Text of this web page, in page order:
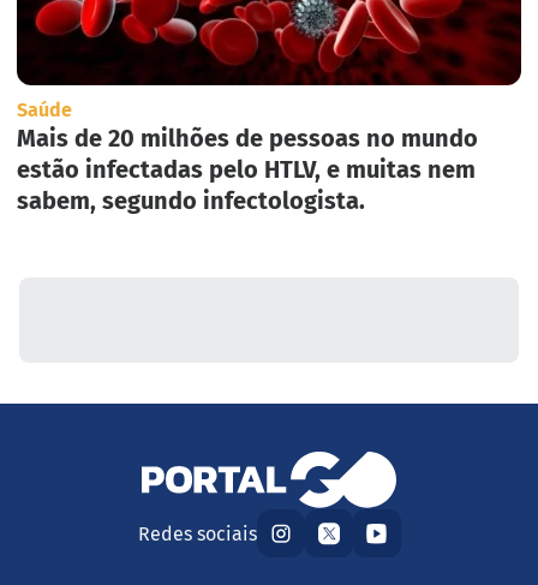
Saúde
Mais de 20 milhões de pessoas no mundo
estão infectadas pelo HTLV, e muitas nem
sabem, segundo infectologista.
Redes sociais